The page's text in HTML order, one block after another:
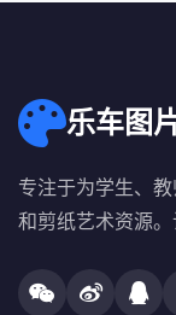
乐车图
专注于为学生、
和剪纸艺术资源。